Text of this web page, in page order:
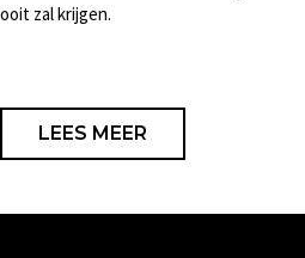
ooit zal krijgen.
LEES MEER